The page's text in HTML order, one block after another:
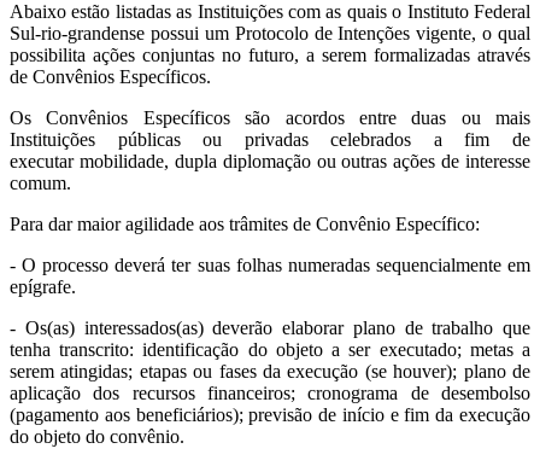
Abaixo estão listadas as Instituições com as quais o Instituto Federal
Sul-rio-grandense possui um Protocolo de Intenções vigente, o qual
possibilita ações conjuntas no futuro, a serem formalizadas através
de Convênios Específicos.
Os Convênios Específicos são acordos entre duas ou mais
Instituições públicas ou privadas celebrados a fim de
executar mobilidade, dupla diplomação ou outras ações de interesse
comum.
Para dar maior agilidade aos trâmites de Convênio Específico:
- O processo deverá ter suas folhas numeradas sequencialmente em
epígrafe.
- Os(as) interessados(as) deverão elaborar plano de trabalho que
tenha transcrito: identificação do objeto a ser executado; metas a
serem atingidas; etapas ou fases da execução (se houver); plano de
aplicação dos recursos financeiros; cronograma de desembolso
(pagamento aos beneficiários); previsão de início e fim da execução
do objeto do convênio.